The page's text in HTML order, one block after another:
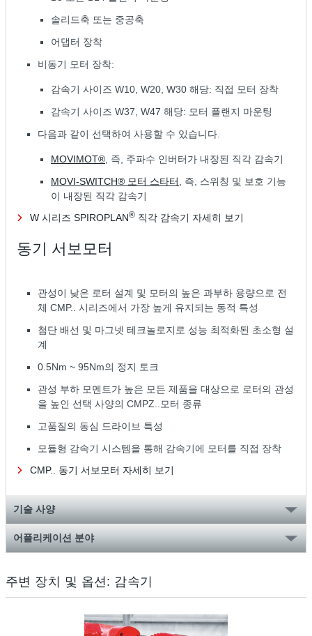
솔리드축 또는 중공축
어댑터 장착
비동기 모터 장착:
감속기 사이즈 W10, W20, W30 해당: 직접 모터 장착
감속기 사이즈 W37, W47 해당: 모터 플랜지 마운팅
다음과 같이 선택하여 사용할 수 있습니다.
MOVIMOT®, 즉, 주파수 인버터가 내장된 직각 감속기
MOVI-SWITCH® 모터 스타터, 즉, 스위칭 및 보호 기능
이 내장된 직각 감속기
W 시리즈 SPIROPLAN® 직각 감속기 자세히 보기
동기 서보모터
관성이 낮은 로터 설계 및 모터의 높은 과부하 용량으로 전
체 CMP.. 시리즈에서 가장 높게 유지되는 동적 특성
첨단 배선 및 마그넷 테크놀로지로 성능 최적화된 초소형 설
계
0.5Nm ~ 95Nm의 정지 토크
관성 부하 모멘트가 높은 모든 제품을 대상으로 로터의 관성
을 높인 선택 사양의 CMPZ..모터 종류
고품질의 동심 드라이브 특성
모듈형 감속기 시스템을 통해 감속기에 모터를 직접 장착
CMP.. 동기 서보모터 자세히 보기
기술 사양
어플리케이션 분야
주변 장치 및 옵션: 감속기